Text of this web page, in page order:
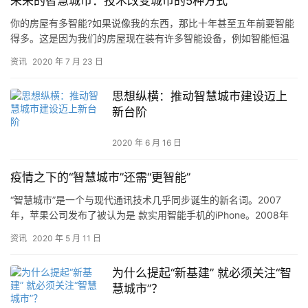
你的房屋有多智能?如果说像我的东西，那比十年甚至五年前要智能
得多。这是因为我们的房屋现在装有许多智能设备，例如智能恒温
我们…
资讯 2020 年 7 月 23 日
思想纵横：推动智慧城市建设迈上
新台阶
2020 年 6 月 16 日
疫情之下的“智慧城市”还需“更智能”
“智慧城市”是一个与现代通讯技术几乎同步诞生的新名词。2007
年，苹果公司发布了被认为是 款实用智能手机的iPhone。2008年
资讯 2020 年 5 月 11 日
为什么提起“新基建” 就必须关注“智
慧城市”？